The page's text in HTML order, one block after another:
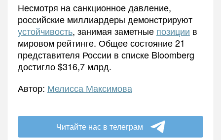
Несмотря на санкционное давление,
российские миллиардеры демонстрируют
устойчивость, занимая заметные позиции в
мировом рейтинге. Общее состояние 21
представителя России в списке Bloomberg
достигло $316,7 млрд.
Автор: Мелисса Максимова
Читайте нас в телеграм